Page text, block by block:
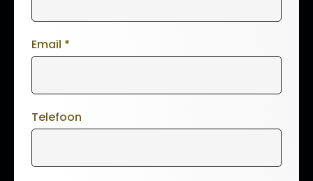
Email *
Telefoon